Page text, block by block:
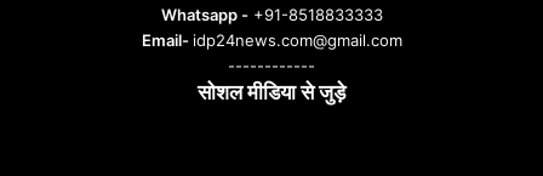
Whatsapp -+91-8518833333
Email- idp24news.com@gmail.com
------------
सोशल मीडिया से जुड़े